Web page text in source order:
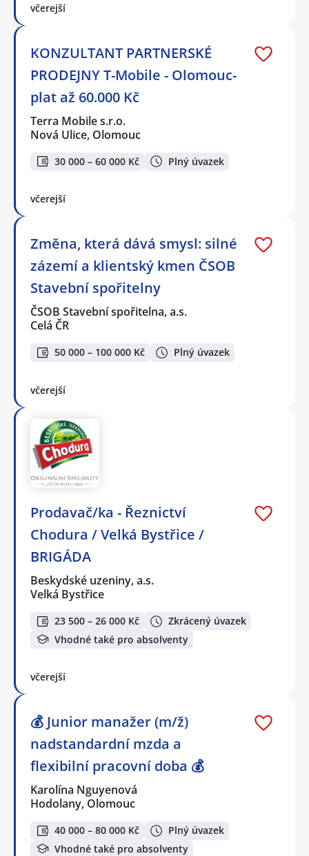
včerejší
KONZULTANT PARTNERSKÉ
PRODEJNY T-Mobile - Olomouc-
plat až 60.000 Kč
Terra Mobile s.r.o.
Nová Ulice, Olomouc
30 000 – 60 000 Kč Plný úvazek
včerejší
Změna, která dává smysl: silné
zázemí a klientský kmen ČSOB
Stavební spořitelny
ČSOB Stavební spořitelna, a.s.
Celá ČR
50 000 – 100 000 Kč Plný úvazek
včerejší
Prodavač/ka - Řeznictví
Chodura / Velká Bystřice /
BRIGÁDA
Beskydské uzeniny, a.s.
Velká Bystřice
23 500 – 26 000 Kč
Zkrácený úvazek
Vhodné také pro absolventy
včerejší
💰 Junior manažer (m/ž)
nadstandardní mzda a
flexibilní pracovní doba 💰
Karolína Nguyenová
Hodolany, Olomouc
40 000 – 80 000 Kč
Plný úvazek
Vhodné také pro absolventy